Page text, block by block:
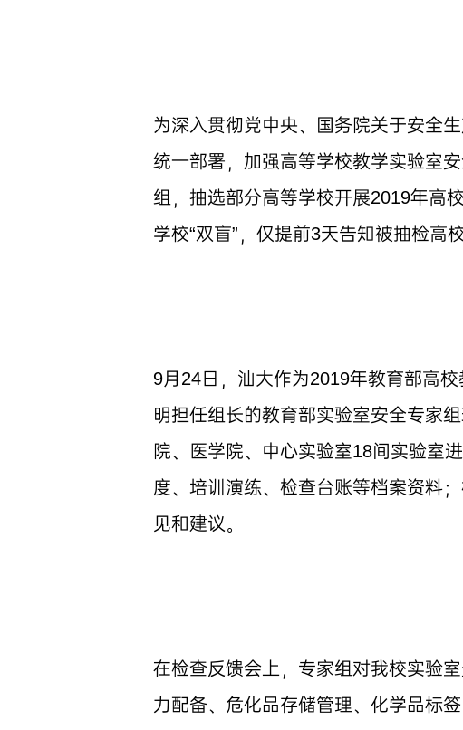
为深入贯彻党中央、国务院关于安全
统一部署，加强高等学校教学实验室
组，抽选部分高等学校开展2019年高
学校“双盲”，仅提前3天告知被抽检高校
9月24日，汕大作为2019年教育部高
明担任组长的教育部实验室安全专家
院、医学院、中心实验室18间实验室
度、培训演练、检查台账等档案资料
见和建议。
在检查反馈会上，专家组对我校实验
力配备、危化品存储管理、化学品标